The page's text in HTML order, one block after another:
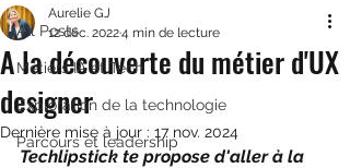
All Posts
Métiers IA et Tech
Exploration de la technologie
Parcours et leadership
A la découverte du métier d'UX
designer
Aurelie GJ
12 déc. 20224 min de lecture
Dernière mise à jour : 17 nov. 2024
Techlipstick te propose d'aller à la